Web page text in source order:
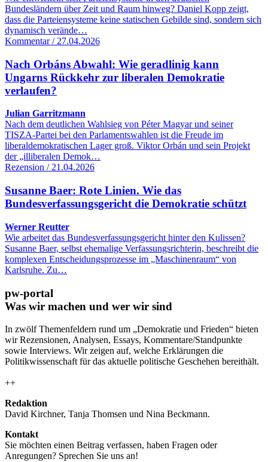
Bundesländern über Zeit und Raum hinweg? Daniel Kopp zeigt,
dass die Parteiensysteme keine statischen Gebilde sind, sondern sich
dynamisch verände…
Kommentar / 27.04.2026
Nach Orbáns Abwahl: Wie geradlinig kann
Ungarns Rückkehr zur liberalen Demokratie
verlaufen?
Julian Garritzmann
Nach dem deutlichen Wahlsieg von Péter Magyar und seiner
TISZA-Partei bei den Parlamentswahlen ist die Freude im
liberaldemokratischen Lager groß. Viktor Orbán und sein Projekt
der „illiberalen Demok…
Rezension / 21.04.2026
Susanne Baer: Rote Linien. Wie das
Bundesverfassungsgericht die Demokratie schützt
Werner Reutter
Wie arbeitet das Bundesverfassungsgericht hinter den Kulissen?
Susanne Baer, selbst ehemalige Verfassungsrichterin, beschreibt die
komplexen Entscheidungsprozesse im „Maschinenraum“ von
Karlsruhe. Zu…
pw-portal
Was wir machen und wer wir sind
In zwölf Themenfeldern rund um „Demokratie und Frieden“ bieten
wir Rezensionen, Analysen, Essays, Kommentare/Standpunkte
sowie Interviews. Wir zeigen auf, welche Erklärungen die
Politikwissenschaft für das aktuelle politische Geschehen bereithält.
++
Redaktion
David Kirchner, Tanja Thomsen und Nina Beckmann.
Kontakt
Sie möchten einen Beitrag verfassen, haben Fragen oder
Anregungen? Sprechen Sie uns an!